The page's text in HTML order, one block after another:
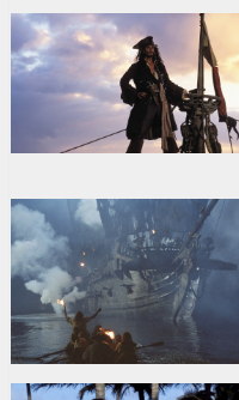
В ролях: Johnny Depp,
Rush
Сайты:
IMDB,Facebook